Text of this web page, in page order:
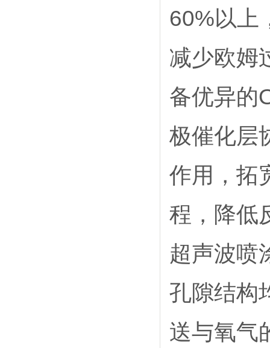
60%以上
减少欧姆
备优异的
极催化层
作用，拓
程，降低
超声波喷
孔隙结构
送与氧气